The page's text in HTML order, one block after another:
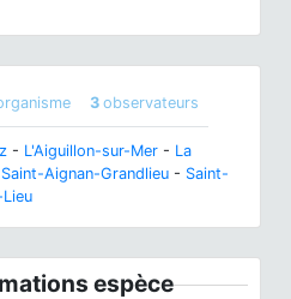
3 observateurs
- L'Aiguillon-sur-Mer - La
Saint-Aignan-Grandlieu - Saint-
espèce